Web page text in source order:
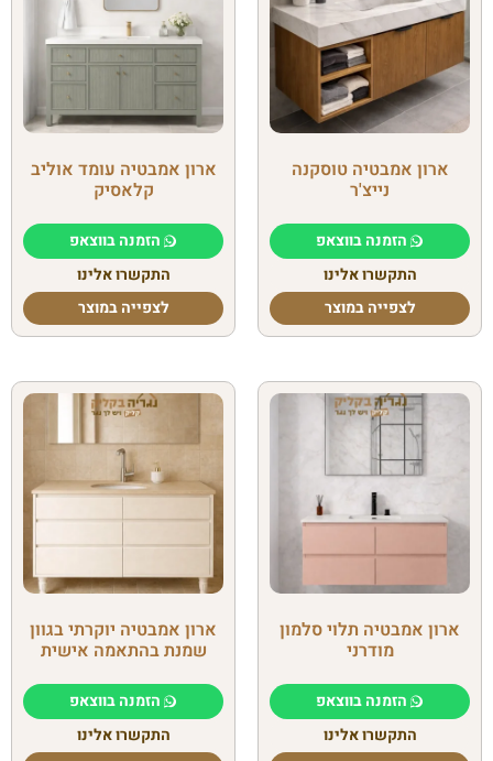
ארון אמבטיה טוסקנה
נייצ'ר
הזמנה בווצאפ
התקשרו אלינו
לצפייה במוצר
ארון אמבטיה עומד אוליב
קלאסיק
הזמנה בווצאפ
התקשרו אלינו
לצפייה במוצר
ארון אמבטיה תלוי סלמון
מודרני
הזמנה בווצאפ
התקשרו אלינו
ארון אמבטיה יוקרתי בגוון
שמנת בהתאמה אישית
הזמנה בווצאפ
התקשרו אלינו